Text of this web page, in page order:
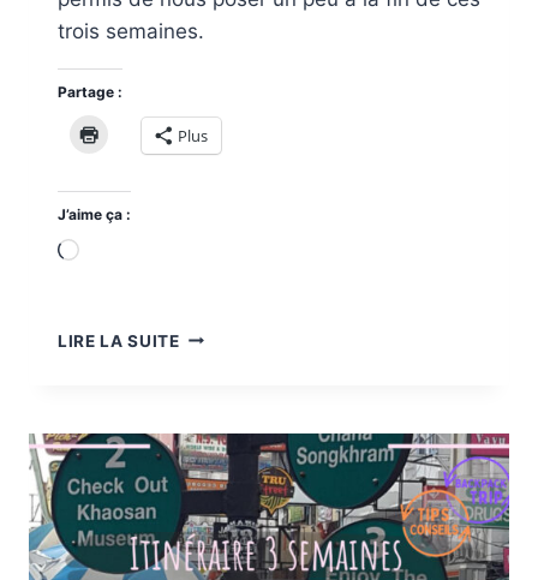
trois semaines.
Partage :
Plus
J’aime ça :
Chargement…
LIRE LA SUITE2
PHI
PHI